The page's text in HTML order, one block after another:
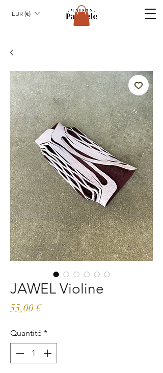
EUR (€)
JAWEL Violine
55,00 €Prix
Quantité *